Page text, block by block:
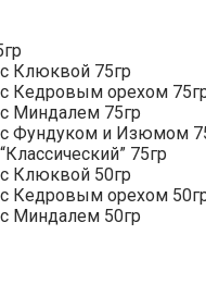
Клюквой 75гр
Кедровым орехом
Миндалем 75гр
Фундуком и Изюмом
75гр
Клюквой 50гр
Кедровым орехом
Миндалем 50гр